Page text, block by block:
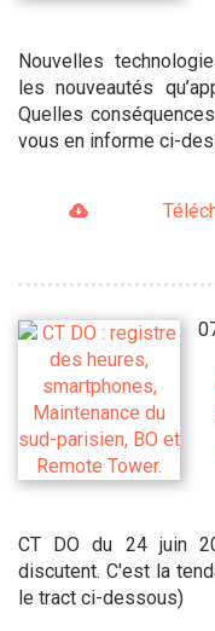
Nouvelles
les nouveautés
Quelles
vous en informe ci-
CT DO du 24 juin
discutent. C'est la
le tract ci-dessous)